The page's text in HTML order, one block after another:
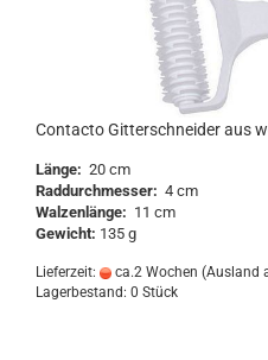
Contacto Gitterschneider aus
Länge: 20 cm
Raddurchmesser: 4 cm
Walzenlänge: 11 cm
Gewicht: 135 g
Lieferzeit: ca.2 Wochen (Ausland
Lagerbestand: 0 Stück